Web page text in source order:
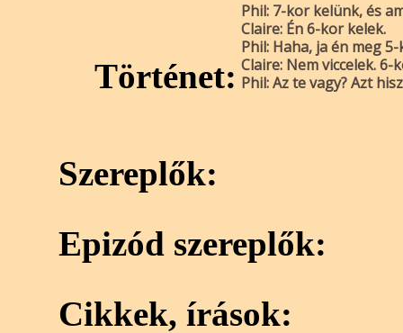
Történet:
Phil: 7-kor kelünk, és
Claire: Én 6-kor kelek.
Phil: Haha, ja én meg
Claire: Nem viccelek. 6-
Phil: Az te vagy? Azt
Szereplők:
Epizód szereplők:
Cikkek, írások: